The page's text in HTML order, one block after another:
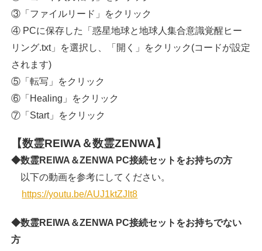
③「ファイルリード」をクリック
④ PCに保存した「惑星地球と地球人集合意識覚醒ヒー
リング.txt」を選択し、「開く」をクリック(コードが設定
されます)
⑤「転写」をクリック
⑥「Healing」をクリック
⑦「Start」をクリック
【数霊REIWA＆数霊ZENWA】
◆数霊REIWA＆ZENWA PC接続セットをお持ちの方
以下の動画を参考にしてください。
https://youtu.be/AUJ1ktZJIt8
◆数霊REIWA＆ZENWA PC接続セットをお持ちでない
方